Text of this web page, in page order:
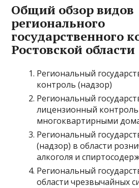
Общий обзор видов
регионального
государственного
Ростовской области
Региональный
контроль (надзор)
Региональный
лицензионный
многоквартирными
Региональный
(надзор) в области
алкоголя и
Региональный
области чрезвычайных